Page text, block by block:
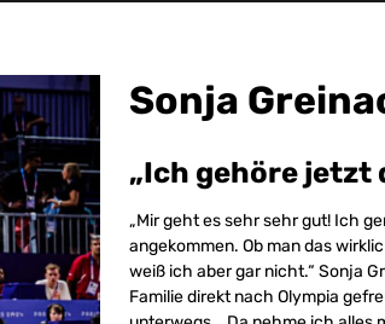
Sonja
„Ich gehöre jetzt
„Mir geht es sehr sehr gut! Ich
angekommen. Ob man das
weiß ich aber gar nicht.“ Sonja
Familie direkt nach Olympia